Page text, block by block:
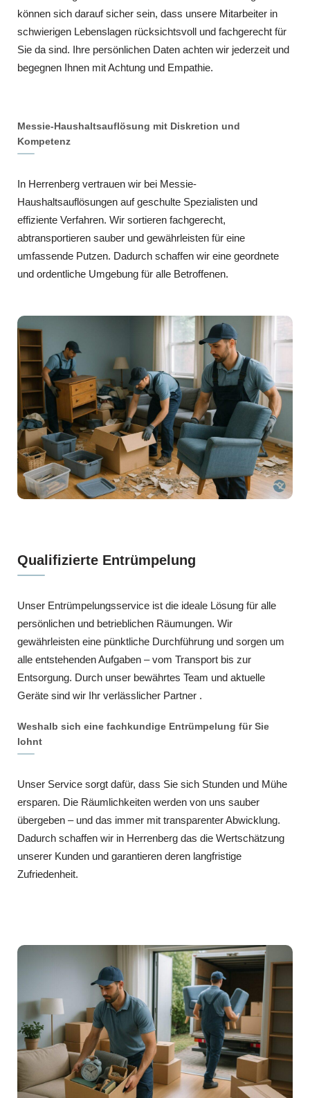
können sich darauf sicher sein, dass unsere Mitarbeiter in
schwierigen Lebenslagen rücksichtsvoll und fachgerecht für
Sie da sind. Ihre persönlichen Daten achten wir jederzeit und
begegnen Ihnen mit Achtung und Empathie.
Messie-Haushaltsauflösung mit Diskretion und
Kompetenz
In Herrenberg vertrauen wir bei Messie-
Haushaltsauflösungen auf geschulte Spezialisten und
effiziente Verfahren. Wir sortieren fachgerecht,
abtransportieren sauber und gewährleisten für eine
umfassende Putzen. Dadurch schaffen wir eine geordnete
und ordentliche Umgebung für alle Betroffenen.
Qualifizierte Entrümpelung
Unser Entrümpelungsservice ist die ideale Lösung für alle
persönlichen und betrieblichen Räumungen. Wir
gewährleisten eine pünktliche Durchführung und sorgen um
alle entstehenden Aufgaben – vom Transport bis zur
Entsorgung. Durch unser bewährtes Team und aktuelle
Geräte sind wir Ihr verlässlicher Partner .
Weshalb sich eine fachkundige Entrümpelung für Sie
lohnt
Unser Service sorgt dafür, dass Sie sich Stunden und Mühe
ersparen. Die Räumlichkeiten werden von uns sauber
übergeben – und das immer mit transparenter Abwicklung.
Dadurch schaffen wir in Herrenberg das die Wertschätzung
unserer Kunden und garantieren deren langfristige
Zufriedenheit.